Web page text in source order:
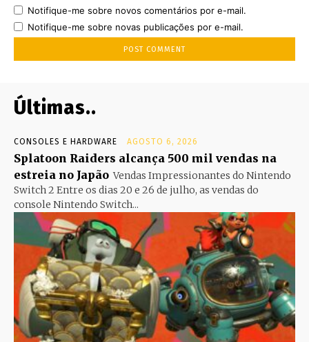
Notifique-me sobre novos comentários por e-mail.
Notifique-me sobre novas publicações por e-mail.
Últimas..
CONSOLES E HARDWARE AGOSTO 6, 2026
Splatoon Raiders alcança 500 mil vendas na
estreia no Japão Vendas Impressionantes do Nintendo
Switch 2 Entre os dias 20 e 26 de julho, as vendas do
console Nintendo Switch...